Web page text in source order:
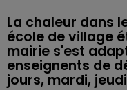
La chaleur dans
école de village
mairie s'est
enseignents de
jours, mardi,